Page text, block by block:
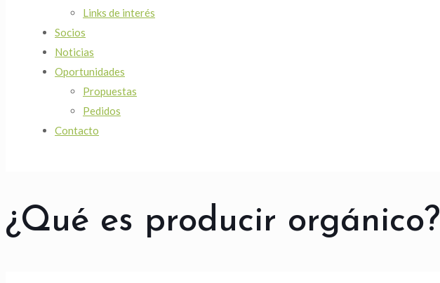
Links de interés
Socios
Noticias
Oportunidades
Propuestas
Pedidos
Contacto
¿Qué es producir orgánico?